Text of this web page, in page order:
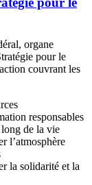
organe
pour le
couvrant les
responsables
long de la vie
l’atmosphère
la solidarité et la